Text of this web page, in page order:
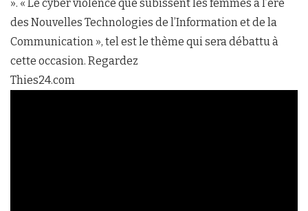
». « Le cyber violence que subissent les femmes à l’ère
des Nouvelles Technologies de l’Information et de la
Communication », tel est le thème qui sera débattu à
cette occasion. Regardez
Thies24.com